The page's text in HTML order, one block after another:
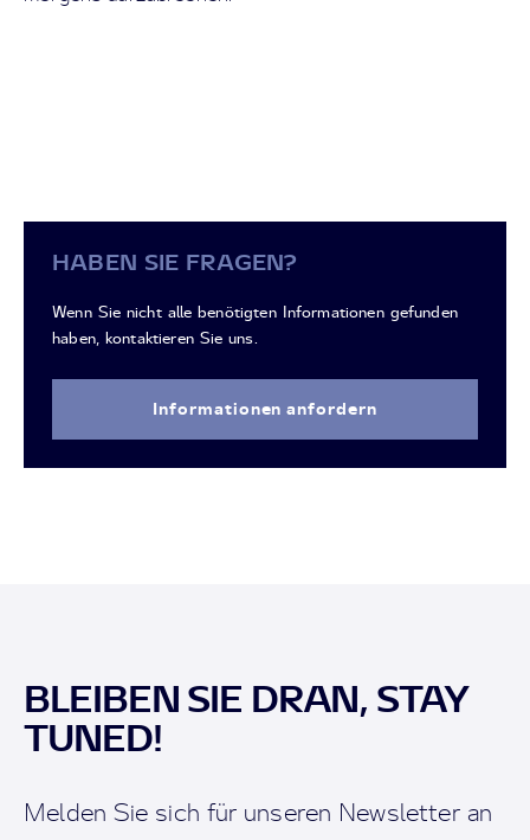
HABEN SIE FRAGEN?
Wenn Sie nicht alle benötigten Informationen gefunden
haben, kontaktieren Sie uns.
Informationen anfordern
BLEIBEN SIE DRAN, STAY
TUNED!
Melden Sie sich für unseren Newsletter an